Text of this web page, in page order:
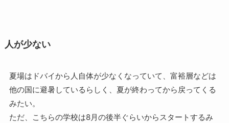
人が少ない
夏場はドバイから人自体が少なくなっていて、富裕層などは
他の国に避暑しているらしく、夏が終わってから戻ってくる
みたい。
ただ、こちらの学校は8月の後半ぐらいからスタートするみ